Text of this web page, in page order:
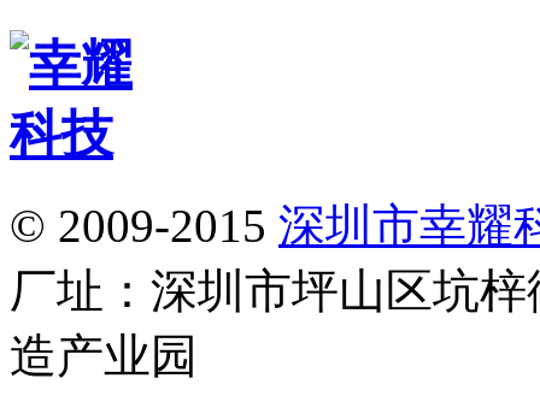
© 2009-2015 深圳市幸耀
厂址：深圳市坪山区坑
造产业园